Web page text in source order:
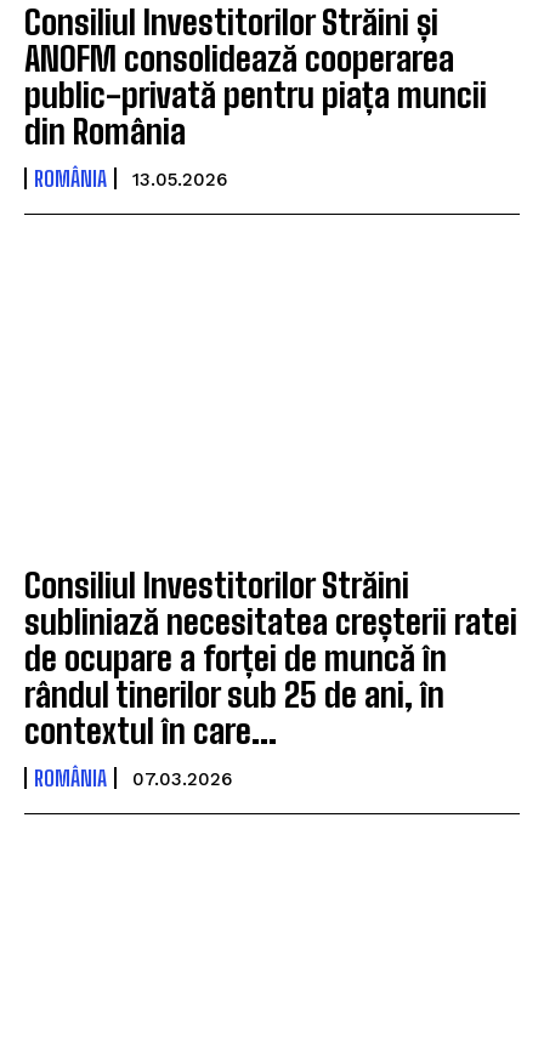
Consiliul Investitorilor Străini și
ANOFM consolidează cooperarea
public-privată pentru piața muncii
din România
ROMÂNIA 13.05.2026
Consiliul Investitorilor Străini
subliniază necesitatea creșterii ratei
de ocupare a forței de muncă în
rândul tinerilor sub 25 de ani, în
contextul în care...
ROMÂNIA 07.03.2026